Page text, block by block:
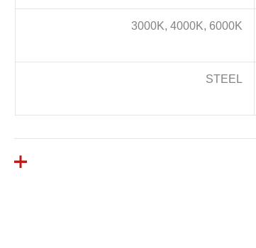
3000K, 4000K, 6000K
STEEL